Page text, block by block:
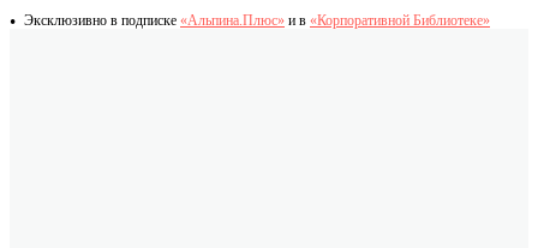
Эксклюзивно в подписке «Альпина.Плюс» и в «Корпоративной Библиотеке»